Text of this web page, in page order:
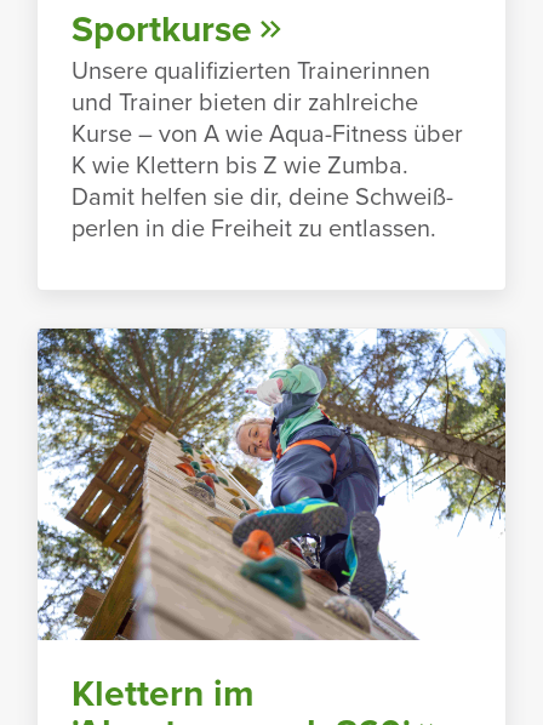
Sport­kurse
Unsere quali­fi­zierten Trai­ne­rinnen
und Trainer bieten dir zahl­reiche
Kurse – von A wie Aqua-Fitness über
K wie Klet­tern bis Z wie Zumba.
Damit helfen sie dir, deine Schweiß­
perlen in die Frei­heit zu entlassen.
Klet­tern im